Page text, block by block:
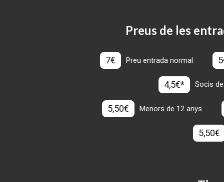
Preus de les
7€ Preu entrada normal
4,5€* Socis
5,50€ Menors de 12 anys
5,50€